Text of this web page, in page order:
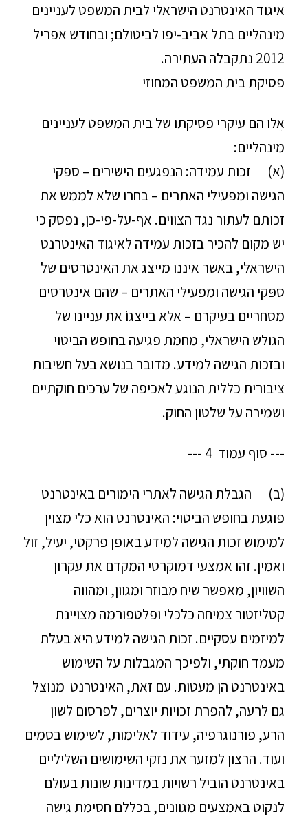
איגוד האינטרנט הישראלי לבית המשפט לעניינים
מינהליים בתל אביב-יפו לביטולם; ובחודש אפריל
2012 נתקבלה העתירה.
פסיקת בית המשפט המחוזי
אֵלו הם עיקרי פסיקתו של בית המשפט לעניינים
מינהליים:
(א) זכות עמידה: הנפגעים הישירים – ספּקי
הגישה ומפעילי האתרים – בחרו שלא לממש את
זכותם לעתור נגד הצווים. אף-על-פי-כן, נפסק כי
יש מקום להכיר בזכות עמידה לאיגוד האינטרנט
הישראלי, באשר איננו מייצג את האינטרסים של
ספּקי הגישה ומפעילי האתרים – שהם אינטרסים
מסחריים בעיקרם – אלא בייצגוֹ את עניינו של
הגולש הישראלי, מחמת פגיעה בחופש הביטוי
ובזכות הגישה למידע. מדובר בנושא בעל חשיבות
ציבורית כללית הנוגע לאכיפה של ערכים חוקתיים
ושמירה על שלטון החוק.
--- סוף עמוד 4 ---
(ב) הגבלת הגישה לאתרי הימורים באינטרנט
פוגעת בחופש הביטוי: האינטרנט הוא כלי מצוין
למימוש זכות הגישה למידע באופן פרקטי, יעיל, זול
ואמין. זהו אמצעי דמוקרטי המקדם את עקרון
השוויון, מאפשר שיח מבוזר ומגוון, ומהווה
קטליזטור צמיחה כלכלי ופלטפורמה מצויינת
למיזמים עסקיים. זכות הגישה למידע היא בעלת
מעמד חוקתי, ולפיכך המגבלות על השימוש
באינטרנט הן מעטות. עם זאת, האינטרנט מנוצל
גם לרעה, להפרת זכויות יוצרים, לפרסום לשון
הרע, פורנוגרפיה, עידוד לאלימות, לשימוש בסמים
ועוד. הרצון למזער את נזקי השימושים השליליים
באינטרנט הוביל רשויות במדינות שונות בעולם
לנקוט באמצעים מגוונים, בכללם חסימת גישה